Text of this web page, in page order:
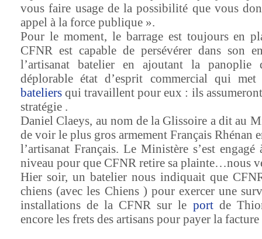
vous faire usage de la possibilité que vous
appel à la force publique ».
Pour le moment, le barrage est toujours en
CFNR est capable de persévérer dans son
l’artisanat batelier en ajoutant la
déplorable état d’esprit commercial qui
bateliers qui travaillent pour eux : ils
stratégie .
Daniel Claeys, au nom de la Glissoire a dit au
de voir le plus gros armement Français Rhénan
l’artisanat Français. Le Ministère s’est
niveau pour que CFNR retire sa plainte…nous
Hier soir, un batelier nous indiquait que
chiens (avec les Chiens ) pour exercer une
installations de la CFNR sur le portde
encore les frets des artisans pour payer la facture